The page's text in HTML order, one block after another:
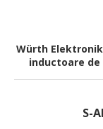
Würth
inductoare
S-